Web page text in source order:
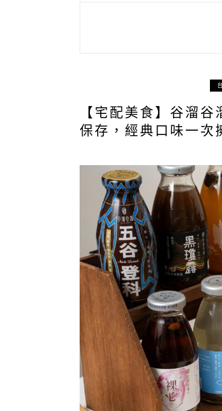
【宅配美食】谷溜
保存，經典口味一次